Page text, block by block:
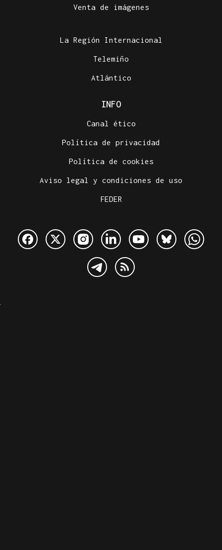
Venta de imágenes
La Región Internacional
Telemiño
Atlántico
INFO
Canal ético
Política de privacidad
Política de cookies
Aviso legal y condiciones de uso
FEDER